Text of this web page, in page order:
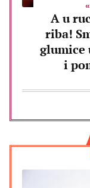
A u
riba!
glumice
i